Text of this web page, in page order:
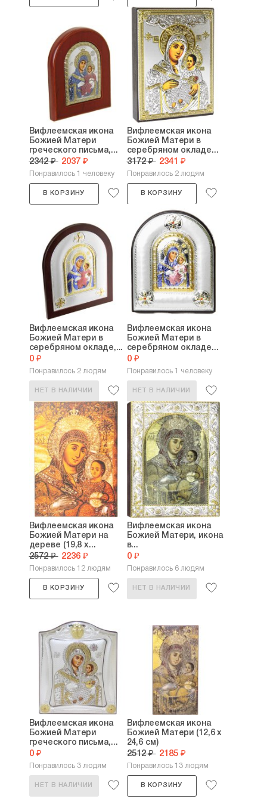
Вифлеемская икона
Божией Матери
греческого письма,...
2342 ₽ 2037 ₽
Понравилось 1 человеку
В КОРЗИНУ
Вифлеемская икона
Божией Матери в
серебряном окладе...
3172 ₽ 2341 ₽
Понравилось 2 людям
В КОРЗИНУ
Вифлеемская икона
Божией Матери в
серебряном окладе,...
0 ₽
Понравилось 2 людям
НЕТ В НАЛИЧИИ
Вифлеемская икона
Божией Матери в
серебряном окладе...
0 ₽
Понравилось 1 человеку
НЕТ В НАЛИЧИИ
Вифлеемская икона
Божией Матери на
дереве (19,8 х...
2572 ₽ 2236 ₽
Понравилось 12 людям
В КОРЗИНУ
Вифлеемская икона
Божией Матери, икона
в...
0 ₽
Понравилось 6 людям
НЕТ В НАЛИЧИИ
Вифлеемская икона
Божией Матери
греческого письма,...
0 ₽
Понравилось 3 людям
НЕТ В НАЛИЧИИ
Вифлеемская икона
Божией Матери (12,6 х
24,6 см)
2512 ₽ 2185 ₽
Понравилось 13 людям
В КОРЗИНУ